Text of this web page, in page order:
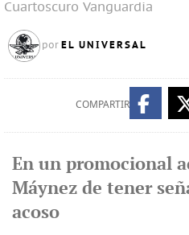
Cuartoscuro Vanguardia
por EL UNIVERSAL
COMPARTIR
En un promocional
Máynez de tener
acoso